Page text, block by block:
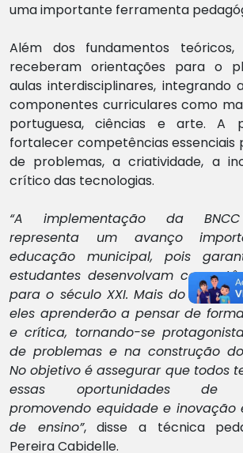
uma importante ferramenta
Além dos fundamentos teóricos,
receberam orientações para o
aulas interdisciplinares, integrando
componentes curriculares como
portuguesa, ciências e arte. A
fortalecer competências essenciais
de problemas, a criatividade, a
crítico das tecnologias.
“A implementação da
representa um avanço
educação municipal, pois
estudantes desenvolvam
para o século XXI. Mais do que
eles aprenderão a pensar de
e crítica, tornando-se
de problemas e na construção
No objetivo é assegurar que todos
essas oportunidades de
promovendo equidade e
de ensino”, disse a técnica
Pereira Cabidelle.